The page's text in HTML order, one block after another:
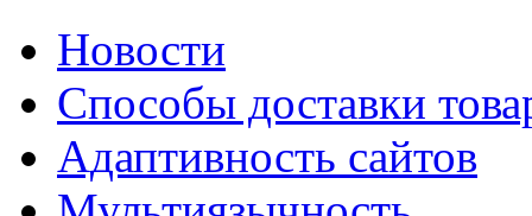
Новости
Способы доставки
Адаптивность сайтов